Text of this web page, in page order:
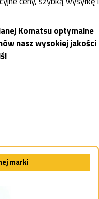
Komatsu optymalne
nasz wysokiej jakości
marki